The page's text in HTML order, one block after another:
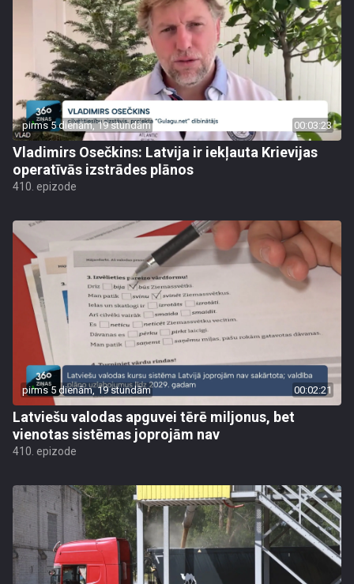
pirms 5 dienām, 19 stundām 00:03:23
Vladimirs Osečkins: Latvija ir iekļauta Krievijas
operatīvās izstrādes plānos
410. epizode
pirms 5 dienām, 19 stundām 00:02:21
Latviešu valodas apguvei tērē miljonus, bet
vienotas sistēmas joprojām nav
410. epizode